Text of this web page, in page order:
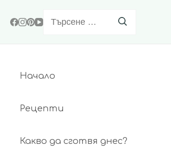
за:
Начало
Рецепти
Какво да сготвя днес?